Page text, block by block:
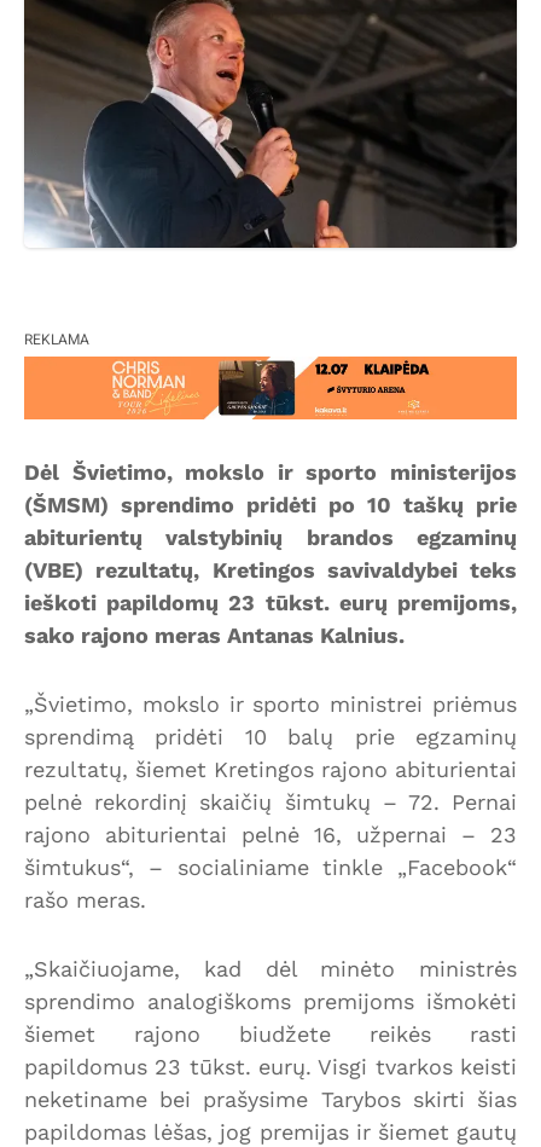
REKLAMA
Dėl Švietimo, mokslo ir sporto ministerijos
(ŠMSM) sprendimo pridėti po 10 taškų prie
abiturientų valstybinių brandos egzaminų
(VBE) rezultatų, Kretingos savivaldybei teks
ieškoti papildomų 23 tūkst. eurų premijoms,
sako rajono meras Antanas Kalnius.
„Švietimo, mokslo ir sporto ministrei priėmus
sprendimą pridėti 10 balų prie egzaminų
rezultatų, šiemet Kretingos rajono abiturientai
pelnė rekordinį skaičių šimtukų – 72. Pernai
rajono abiturientai pelnė 16, užpernai – 23
šimtukus“, – socialiniame tinkle „Facebook“
rašo meras.
„Skaičiuojame, kad dėl minėto ministrės
sprendimo analogiškoms premijoms išmokėti
šiemet rajono biudžete reikės rasti
papildomus 23 tūkst. eurų. Visgi tvarkos keisti
neketiname bei prašysime Tarybos skirti šias
papildomas lėšas, jog premijas ir šiemet gautų